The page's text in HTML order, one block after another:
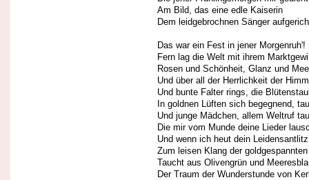
Am Bild, das eine edle Kaiserin
Dem leidgebrochnen Sänger
Das war ein Fest in jener Morgenruh'!
Fern lag die Welt mit ihrem
Rosen und Schönheit, Glanz und
Und über all der Herrlichkeit der
Und bunte Falter rings, die
In goldnen Lüften sich begegnend,
Und junge Mädchen, allem Weltruf
Die mir vom Munde deine Lieder
Und wenn ich heut dein
Zum leisen Klang der
Taucht aus Olivengrün und
Der Traum der Wunderstunde von